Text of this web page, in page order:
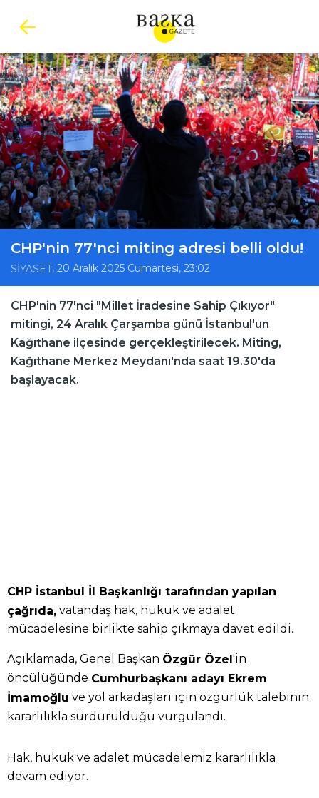
CHP'nin 77'nci miting adresi belli oldu!
SİYASET, 20 Aralık 2025 Cumartesi, 23:02
CHP'nin 77'nci "Millet İradesine Sahip Çıkıyor"
mitingi, 24 Aralık Çarşamba günü İstanbul'un
Kağıthane ilçesinde gerçekleştirilecek. Miting,
Kağıthane Merkez Meydanı'nda saat 19.30'da
başlayacak.
CHP İstanbul İl Başkanlığı tarafından yapılan
çağrıda, vatandaş hak, hukuk ve adalet
mücadelesine birlikte sahip çıkmaya davet edildi.
Açıklamada, Genel Başkan Özgür Özel 'in
öncülüğünde Cumhurbaşkanı adayı Ekrem
İmamoğlu ve yol arkadaşları için özgürlük talebinin
kararlılıkla sürdürüldüğü vurgulandı.
Hak, hukuk ve adalet mücadelemiz kararlılıkla
devam ediyor.